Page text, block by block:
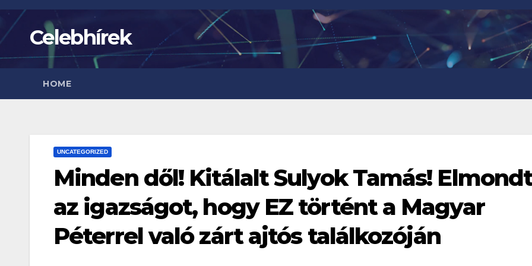
Skip
content Celebhírek
HOME
UNCATEGORIZED
Minden dől! Kitálalt Sulyok Tamás!
az igazságot, hogy EZ történt a Magyar
Péterrel való zárt ajtós találkozóján